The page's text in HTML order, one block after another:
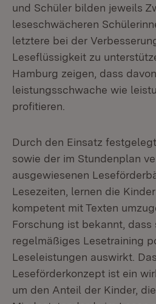
und Schüler bilden jeweils
leseschwächeren
letztere bei der
Leseflüssigkeit zu
Hamburg zeigen, dass
leistungsschwache wie
profitieren.
Durch den Einsatz
sowie der im Stundenplan
ausgewiesenen
Lesezeiten, lernen die
kompetent mit Texten
Forschung ist bekannt, dass
regelmäßiges Lesetraining
Leseleistungen auswirkt.
Leseförderkonzept ist ein
um den Anteil der Kinder,